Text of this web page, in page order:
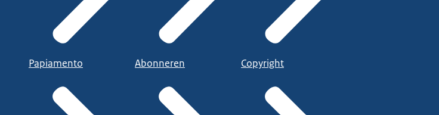
Papiamento Abonneren Copyright